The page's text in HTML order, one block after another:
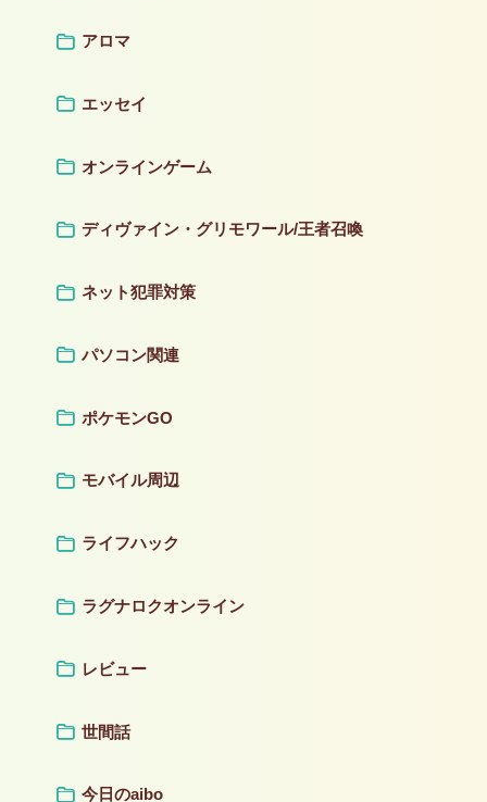
アロマ
エッセイ
オンラインゲーム
ディヴァイン・グリモワール/王者召喚
ネット犯罪対策
パソコン関連
ポケモンGO
モバイル周辺
ライフハック
ラグナロクオンライン
レビュー
世間話
今日のaibo